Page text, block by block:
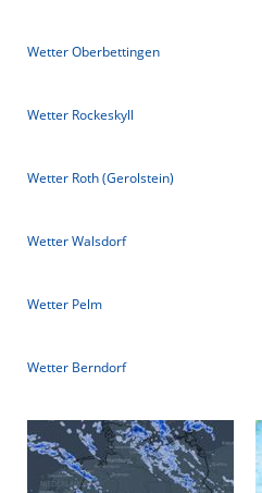
Wetter Oberbettingen
Wetter Rockeskyll
Wetter Roth (Gerolstein)
Wetter Walsdorf
Wetter Pelm
Wetter Berndorf